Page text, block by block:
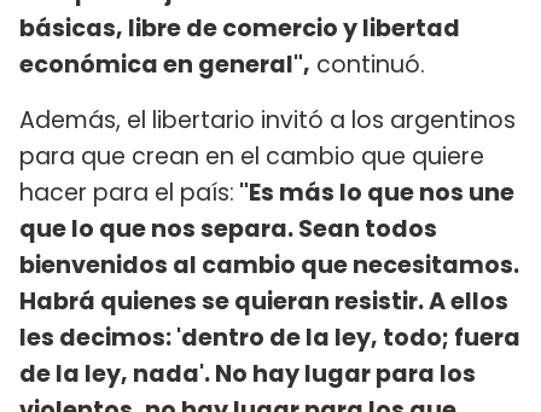
básicas, libre de comercio y libertad
económica en general", continuó.
Además, el libertario invitó a los argentinos
para que crean en el cambio que quiere
hacer para el país: "Es más lo que nos une
que lo que nos separa. Sean todos
bienvenidos al cambio que necesitamos.
Habrá quienes se quieran resistir. A ellos
les decimos: 'dentro de la ley, todo; fuera
de la ley, nada'. No hay lugar para los